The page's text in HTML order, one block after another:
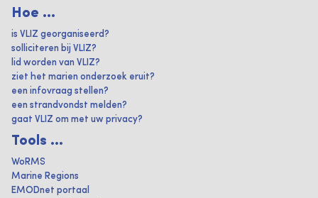
Hoe ...
is VLIZ georganiseerd?
solliciteren bij VLIZ?
lid worden van VLIZ?
ziet het marien onderzoek eruit?
een infovraag stellen?
een strandvondst melden?
gaat VLIZ om met uw privacy?
Tools ...
WoRMS
Marine Regions
EMODnet portaal